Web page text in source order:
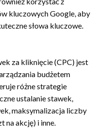
kluczowych Google, aby
słowa kluczowe.
za kliknięcie (CPC) jest
budżetem
różne strategie
ustalanie stawek,
maksymalizacja liczby
na akcję) i inne.